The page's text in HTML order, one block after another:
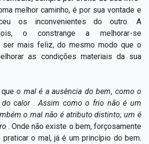
melhor caminho, é por sua vontade e
os inconvenientes do outro. A
o constrange a melhorar-se
ser mais feliz, do mesmo modo que o
as condições materiais da sua
o mal é a ausência do bem, como o
calor . Assim como o frio não é um
o mal não é atributo distinto; um é
. Onde não existe o bem, forçosamente
o mal, já é um princípio do bem.